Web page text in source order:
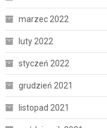
marzec 2022
luty 2022
styczeń 2022
grudzień 2021
listopad 2021